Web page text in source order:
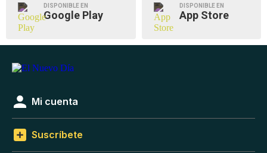
DISPONIBLE EN
Google Play
DISPONIBLE EN
App Store
Mi cuenta
Suscríbete